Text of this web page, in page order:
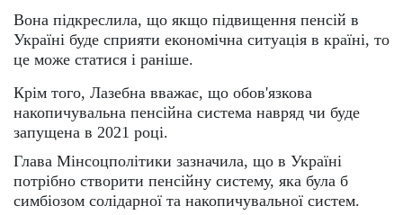
Вона підкреслила, що якщо підвищення пенсій в
Україні буде сприяти економічна ситуація в країні, то
це може статися і раніше.
Крім того, Лазебна вважає, що обов'язкова
накопичувальна пенсійна система навряд чи буде
запущена в 2021 році.
Глава Мінсоцполітики зазначила, що в Україні
потрібно створити пенсійну систему, яка була б
симбіозом солідарної та накопичувальної систем.